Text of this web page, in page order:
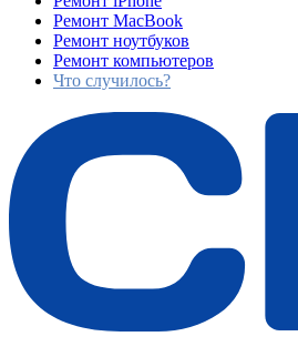
Ремонт MacBook
Ремонт ноутбуков
Ремонт компьютеров
Что случилось?